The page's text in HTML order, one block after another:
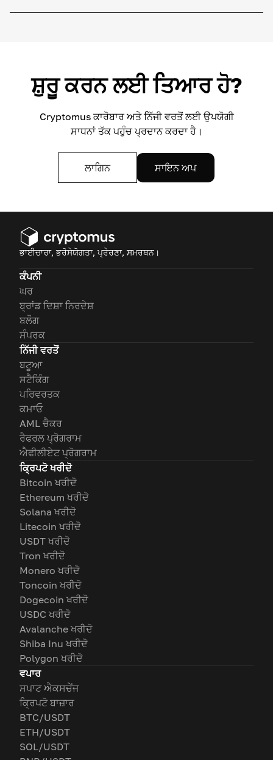
ਸ਼ੁਰੂ ਕਰਨ ਲਈ ਤਿਆਰ ਹੋ?
Cryptomus ਕਾਰੋਬਾਰ ਅਤੇ ਨਿੱਜੀ ਵਰਤੋਂ ਲਈ ਉਪਯੋਗੀ
ਸਾਧਨਾਂ ਤੱਕ ਪਹੁੰਚ ਪ੍ਰਦਾਨ ਕਰਦਾ ਹੈ।
ਲਾਗਿਨ ਸਾਇਨ ਅਪ
ਭਾਈਚਾਰਾ, ਭਰੋਸੇਯੋਗਤਾ, ਪ੍ਰੇਰਣਾ, ਸਮਰਥਨ।
ਕੰਪਨੀ
ਘਰ
ਬ੍ਰਾਂਡ ਦਿਸ਼ਾ ਨਿਰਦੇਸ਼
ਬਲੌਗ
ਸੰਪਰਕ
ਨਿੱਜੀ ਵਰਤੋਂ
ਬਟੂਆ
ਸਟੈਕਿੰਗ
ਪਰਿਵਰਤਕ
ਕਮਾਓ
AML ਚੈਕਰ
ਰੈਫਰਲ ਪ੍ਰੋਗਰਾਮ
ਐਫੀਲੀਏਟ ਪ੍ਰੋਗਰਾਮ
ਕ੍ਰਿਪਟੋ ਖਰੀਦੋ
Bitcoin ਖਰੀਦੋ
Ethereum ਖਰੀਦੋ
Solana ਖਰੀਦੋ
Litecoin ਖਰੀਦੋ
USDT ਖਰੀਦੋ
Tron ਖਰੀਦੋ
Monero ਖਰੀਦੋ
Toncoin ਖਰੀਦੋ
Dogecoin ਖਰੀਦੋ
USDC ਖਰੀਦੋ
Avalanche ਖਰੀਦੋ
Shiba Inu ਖਰੀਦੋ
Polygon ਖਰੀਦੋ
ਵਪਾਰ
ਸਪਾਟ ਐਕਸਚੇਂਜ
ਕ੍ਰਿਪਟੋ ਬਾਜ਼ਾਰ
BTC/USDT
ETH/USDT
SOL/USDT